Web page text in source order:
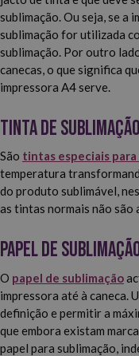
sublimação. Ou seja, se a
sublimação for utilizada
sublimação. Por outro
canecas, o que significa
impressora A4 serve.
Tinta de sublimação
São tintas especiais para
temperatura
do produto sublimável,
as tintas normais não são
Papel de
O papel de sublimação
impressora até à caneca.
definição e permitir a
que embora existam
papel para sublimação,